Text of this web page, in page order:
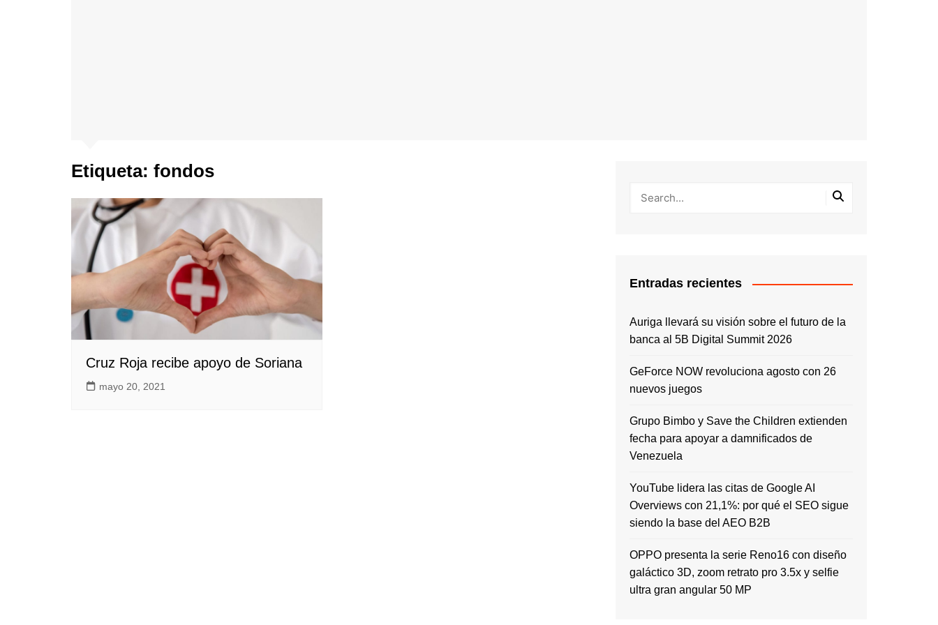
Etiqueta: fondos
Cruz Roja recibe apoyo de Soriana
mayo 20, 2021
Entradas recientes
Auriga llevará su visión sobre el futuro de la
banca al 5B Digital Summit 2026
GeForce NOW revoluciona agosto con 26
nuevos juegos
Grupo Bimbo y Save the Children extienden
fecha para apoyar a damnificados de
Venezuela
YouTube lidera las citas de Google AI
Overviews con 21,1%: por qué el SEO sigue
siendo la base del AEO B2B
OPPO presenta la serie Reno16 con diseño
galáctico 3D, zoom retrato pro 3.5x y selfie
ultra gran angular 50 MP